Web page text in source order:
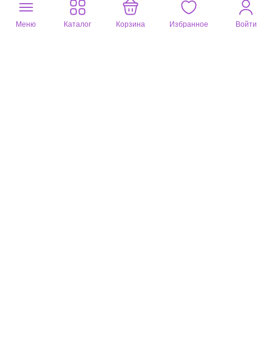
Отзывы Вопросы 0
Меню Каталог Корзина Избранное Войти